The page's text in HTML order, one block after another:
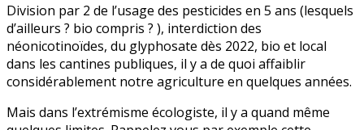
met
certaines
de
ses
lubies
sous
le
Division par 2 de l’usage des pesticides en 5 ans (lesquels
d’ailleurs ? bio compris ? ), interdiction des
néonicotinoïdes, du glyphosate dès 2022, bio et local
dans les cantines publiques, il y a de quoi affaiblir
considérablement notre agriculture en quelques années.
Mais dans l’extrémisme écologiste, il y a quand même